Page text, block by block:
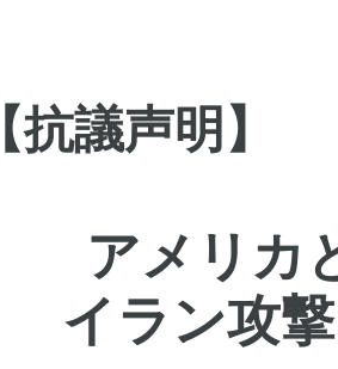
【抗議声明】
アメリカ
イラン攻